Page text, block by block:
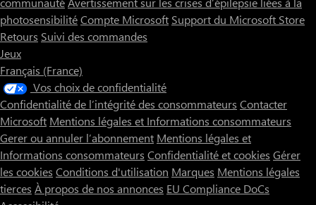
photosensibilitéCompte Microsoft Support du Microsoft Store
Retours Suivi des commandes
Jeux
Français (France)
Vos choix de confidentialité
Confidentialité de l’intégrité des consommateurs Contacter
Microsoft Mentions légales et Informations consommateurs
Gerer ou annuler l’abonnement Mentions légales et
Informations consommateurs Confidentialité et cookies Gérer
les cookies Conditions d'utilisation Marques Mentions légales
tierces À propos de nos annonces EU Compliance DoCs